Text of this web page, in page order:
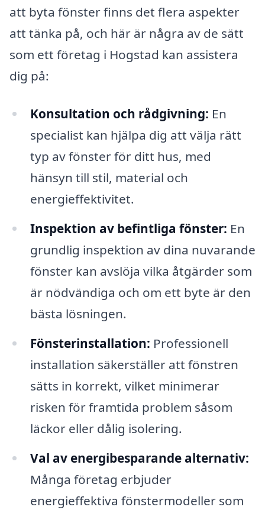
att byta fönster finns det flera aspekter
att tänka på, och här är några av de sätt
som ett företag i Hogstad kan assistera
dig på:
Konsultation och rådgivning: En
specialist kan hjälpa dig att välja rätt
typ av fönster för ditt hus, med
hänsyn till stil, material och
energieffektivitet.
Inspektion av befintliga fönster: En
grundlig inspektion av dina nuvarande
fönster kan avslöja vilka åtgärder som
är nödvändiga och om ett byte är den
bästa lösningen.
Fönsterinstallation: Professionell
installation säkerställer att fönstren
sätts in korrekt, vilket minimerar
risken för framtida problem såsom
läckor eller dålig isolering.
Val av energibesparande alternativ:
Många företag erbjuder
energieffektiva fönstermodeller som